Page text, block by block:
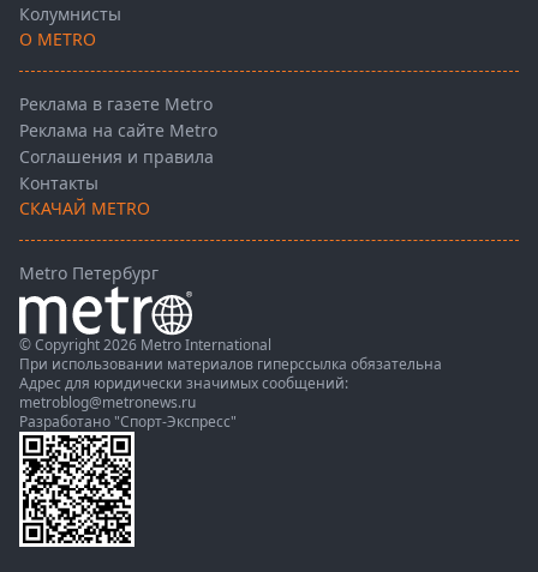
Колумнисты
О METRO
Реклама в газете Metro
Реклама на сайте Metro
Соглашения и правила
Контакты
СКАЧАЙ METRO
Metro Петербург
© Copyright 2026 Metro International
При использовании материалов гиперссылка обязательна
Адрес для юридически значимых сообщений:
metroblog@metronews.ru
Разработано "Спорт-Экспресс"